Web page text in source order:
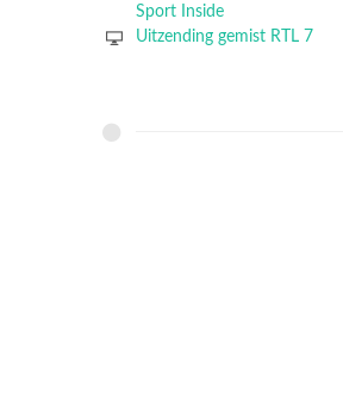
Sport Inside
Uitzending gemist RTL 7